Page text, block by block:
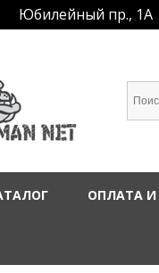
Юбилейный пр., 1А
ОПЛАТА